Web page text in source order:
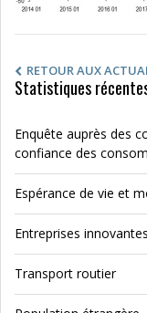
RETOUR AUX
Statistiques
Enquête auprès des
confiance des
Espérance de vie et
Entreprises
Transport routier